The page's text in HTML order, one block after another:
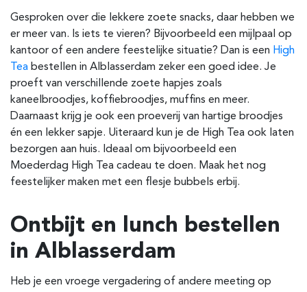
Gesproken over die lekkere zoete snacks, daar hebben we
er meer van. Is iets te vieren? Bijvoorbeeld een mijlpaal op
kantoor of een andere feestelijke situatie? Dan is een High
Tea bestellen in Alblasserdam zeker een goed idee. Je
proeft van verschillende zoete hapjes zoals
kaneelbroodjes, koffiebroodjes, muffins en meer.
Daarnaast krijg je ook een proeverij van hartige broodjes
én een lekker sapje. Uiteraard kun je de High Tea ook laten
bezorgen aan huis. Ideaal om bijvoorbeeld een
Moederdag High Tea cadeau te doen. Maak het nog
feestelijker maken met een flesje bubbels erbij.
Ontbijt en lunch bestellen
in Alblasserdam
Heb je een vroege vergadering of andere meeting op